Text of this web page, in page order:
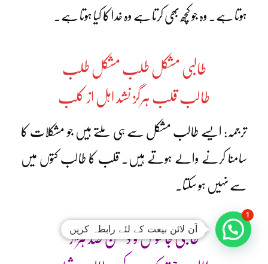
ہوتا ہے۔ وہ جو کچھ بھی کرتا ہے وہ خدا کا کیا ہوتا ہے۔
طالبی مشکل طلب مشکل طلب
طالب قلب ہرگز نشد اہل از کلب
ترجمہ: ایسے طالب مشکل سے ہی ملتے ہیں جو مشکلات کا
سامنا کرنے والے ہوتے ہیں۔ قلب کا طالب کتوں میں
سے نہیں ہو سکتا۔
طالبی جاسوس و دشمن صد ہزار
آن لائن بیعت کے لئے رابطہ کریں
1